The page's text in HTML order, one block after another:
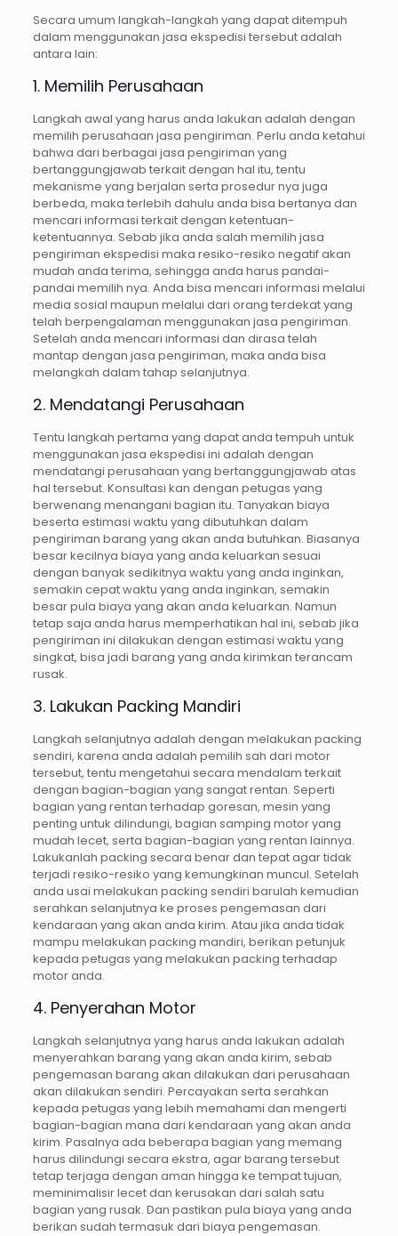
Secara umum langkah-langkah yang dapat ditempuh
dalam menggunakan jasa ekspedisi tersebut adalah
antara lain:
1. Memilih Perusahaan
Langkah awal yang harus anda lakukan adalah dengan
memilih perusahaan jasa pengiriman. Perlu anda ketahui
bahwa dari berbagai jasa pengiriman yang
bertanggungjawab terkait dengan hal itu, tentu
mekanisme yang berjalan serta prosedur nya juga
berbeda, maka terlebih dahulu anda bisa bertanya dan
mencari informasi terkait dengan ketentuan-
ketentuannya. Sebab jika anda salah memilih jasa
pengiriman ekspedisi maka resiko-resiko negatif akan
mudah anda terima, sehingga anda harus pandai-
pandai memilih nya. Anda bisa mencari informasi melalui
media sosial maupun melalui dari orang terdekat yang
telah berpengalaman menggunakan jasa pengiriman.
Setelah anda mencari informasi dan dirasa telah
mantap dengan jasa pengiriman, maka anda bisa
melangkah dalam tahap selanjutnya.
2. Mendatangi Perusahaan
Tentu langkah pertama yang dapat anda tempuh untuk
menggunakan jasa ekspedisi ini adalah dengan
mendatangi perusahaan yang bertanggungjawab atas
hal tersebut. Konsultasi kan dengan petugas yang
berwenang menangani bagian itu. Tanyakan biaya
beserta estimasi waktu yang dibutuhkan dalam
pengiriman barang yang akan anda butuhkan. Biasanya
besar kecilnya biaya yang anda keluarkan sesuai
dengan banyak sedikitnya waktu yang anda inginkan,
semakin cepat waktu yang anda inginkan, semakin
besar pula biaya yang akan anda keluarkan. Namun
tetap saja anda harus memperhatikan hal ini, sebab jika
pengiriman ini dilakukan dengan estimasi waktu yang
singkat, bisa jadi barang yang anda kirimkan terancam
rusak.
3. Lakukan Packing Mandiri
Langkah selanjutnya adalah dengan melakukan packing
sendiri, karena anda adalah pemilih sah dari motor
tersebut, tentu mengetahui secara mendalam terkait
dengan bagian-bagian yang sangat rentan. Seperti
bagian yang rentan terhadap goresan, mesin yang
penting untuk dilindungi, bagian samping motor yang
mudah lecet, serta bagian-bagian yang rentan lainnya.
Lakukanlah packing secara benar dan tepat agar tidak
terjadi resiko-resiko yang kemungkinan muncul. Setelah
anda usai melakukan packing sendiri barulah kemudian
serahkan selanjutnya ke proses pengemasan dari
kendaraan yang akan anda kirim. Atau jika anda tidak
mampu melakukan packing mandiri, berikan petunjuk
kepada petugas yang melakukan packing terhadap
motor anda.
4. Penyerahan Motor
Langkah selanjutnya yang harus anda lakukan adalah
menyerahkan barang yang akan anda kirim, sebab
pengemasan barang akan dilakukan dari perusahaan
akan dilakukan sendiri. Percayakan serta serahkan
kepada petugas yang lebih memahami dan mengerti
bagian-bagian mana dari kendaraan yang akan anda
kirim. Pasalnya ada beberapa bagian yang memang
harus dilindungi secara ekstra, agar barang tersebut
tetap terjaga dengan aman hingga ke tempat tujuan,
meminimalisir lecet dan kerusakan dari salah satu
bagian yang rusak. Dan pastikan pula biaya yang anda
berikan sudah termasuk dari biaya pengemasan.